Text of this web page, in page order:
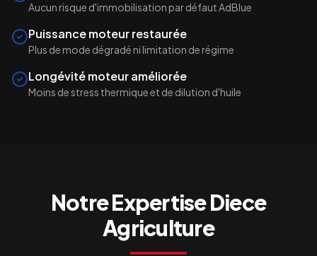
Aucun risque d'immobilisation par défaut AdBlue
Puissance moteur restaurée
Plus de mode dégradé ni limitation de régime
Longévité moteur améliorée
Moins de stress thermique et de dilution d'huile
Notre ExpertiseDiece
Agriculture